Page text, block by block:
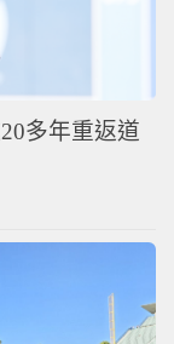
多年重返道